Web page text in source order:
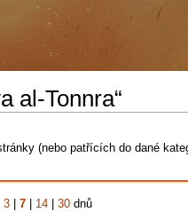
al-Tonnra“
(nebo patřících do dané
3| 7| 14| 30dnů